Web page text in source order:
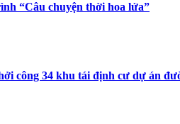
“Câu chuyện thời hoa lửa”
công 34 khu tái định cư dự án